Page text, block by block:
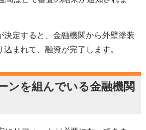
決定すると、金融機関から外壁塗装
まれて、融資が完了します。
ンを組んでいる金融機関